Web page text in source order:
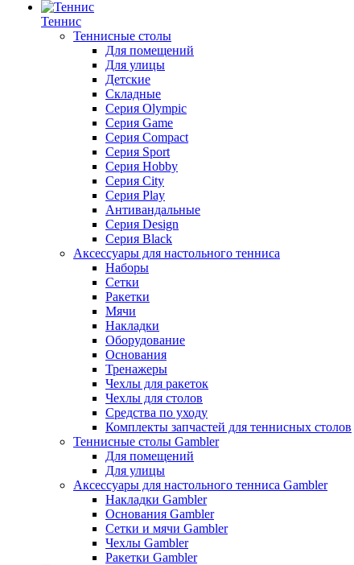
Теннис
Теннисные столы
Для помещений
Для улицы
Детские
Складные
Серия Olympic
Серия Game
Серия Compact
Серия Sport
Серия Hobby
Серия City
Серия Play
Антивандальные
Серия Design
Серия Black
Аксессуары для настольного тенниса
Наборы
Сетки
Ракетки
Мячи
Накладки
Оборудование
Основания
Тренажеры
Чехлы для ракеток
Чехлы для столов
Средства по уходу
Комплекты запчастей для теннисных столов
Теннисные столы Gambler
Для помещений
Для улицы
Аксессуары для настольного тенниса Gambler
Накладки Gambler
Основания Gambler
Сетки и мячи Gambler
Чехлы Gambler
Ракетки Gambler